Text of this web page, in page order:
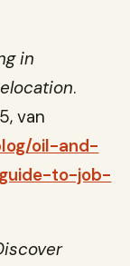
in
.
van
oil-and-
to-job-